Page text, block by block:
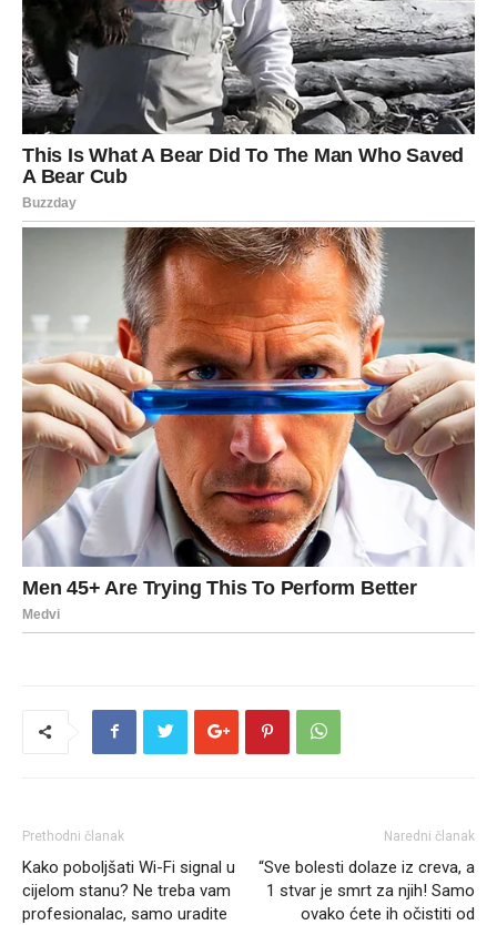
Prethodni članak
Kako poboljšati Wi-Fi signal u
cijelom stanu? Ne treba vam
profesionalac, samo uradite
Naredni članak
“Sve bolesti dolaze iz creva, a
1 stvar je smrt za njih! Samo
ovako ćete ih očistiti od